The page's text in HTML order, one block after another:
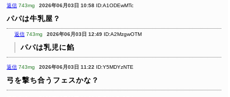
返信 743mg 2026年06月03日 10:58 ID:A1ODEwMTc
パパは牛乳屋？
返信 743mg 2026年06月03日 12:49 ID:A2MzgwOTM
パパは乳児に餡
返信 743mg 2026年06月03日 11:22 ID:Y5MDYzNTE
弓を撃ち合うフェスかな？